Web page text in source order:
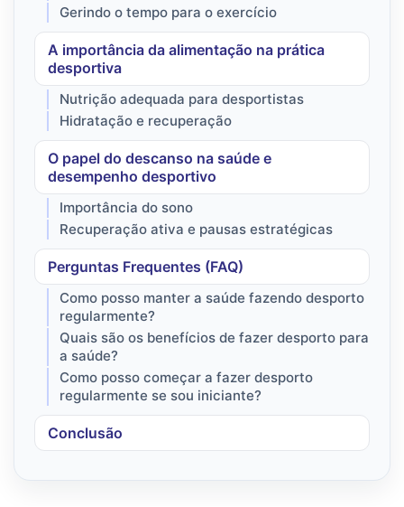
Gerindo o tempo para o exercício
A importância da alimentação na prática
desportiva
Nutrição adequada para desportistas
Hidratação e recuperação
O papel do descanso na saúde e
desempenho desportivo
Importância do sono
Recuperação ativa e pausas estratégicas
Perguntas Frequentes (FAQ)
Como posso manter a saúde fazendo desporto
regularmente?
Quais são os benefícios de fazer desporto para
a saúde?
Como posso começar a fazer desporto
regularmente se sou iniciante?
Conclusão